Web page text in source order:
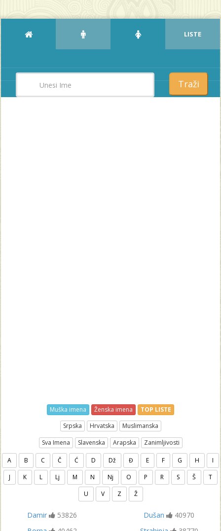
LISTE
Traži
Muška imena Ženska imena
TOP LISTE
Srpska
Hrvatska
Muslimanska
Sva Imena
Slavenska Arapska Zanimljivosti
A B C Č Ć D Dž Đ E F G H
I
J
K L Lj M N Nj O P R S Š
T
U
V Z Ž
Damir 53826 Dušan
40970